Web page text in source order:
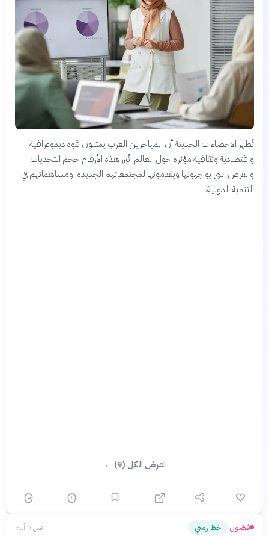
تُظهر الإحصاءات الحديثة أن المهاجرين العرب يمثلون قوة ديموغرافية
واقتصادية وثقافية مؤثرة حول العالم. تُبرز هذه الأرقام حجم التحديات
والفرص التي يواجهونها ويقدمونها لمجتمعاتهم الجديدة، ومساهماتهم في
التنمية الدولية.
اعرض الكل (9) ←
فضول› خط زمني قبل 9 أيام